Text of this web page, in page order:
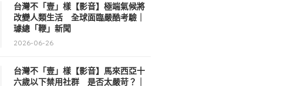
台灣不「壹」樣【影音】極端氣候將
改變人類生活 全球面臨嚴酷考驗｜
璩總「鞭」新聞
2026-06-26
台灣不「壹」樣【影音】馬來西亞十
六歲以下禁用社群 是否太嚴苛？｜